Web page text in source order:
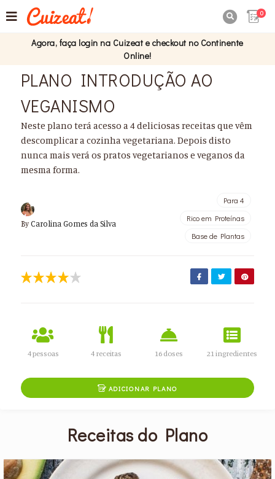
0
Agora, faça login na Cuizeat e checkout no Continente
Online!
PLANO INTRODUÇÃO AO
VEGANISMO
Neste plano terá acesso a 4 deliciosas receitas que vêm
descomplicar a cozinha vegetariana. Depois disto
nunca mais verá os pratos vegetarianos e veganos da
mesma forma.
By Carolina Gomes da Silva
Para 4
Rico em Proteínas
Base de Plantas
4 pessoas 4 receitas 16 doses 21 ingredientes
ADICIONAR PLANO
Receitas do Plano